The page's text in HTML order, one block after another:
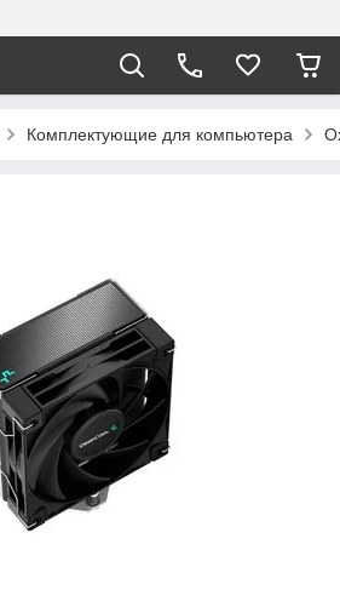
Комплектующие для компьютера